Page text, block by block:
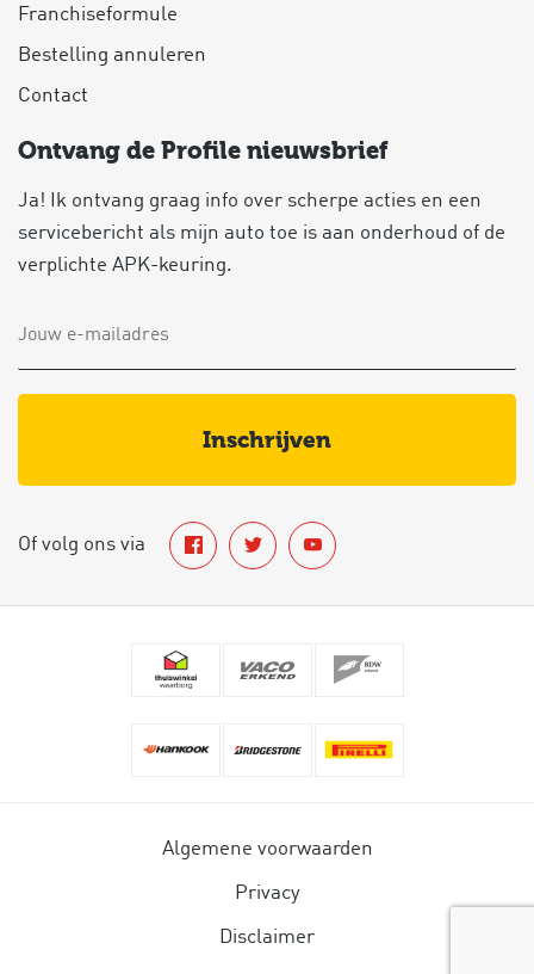
Franchiseformule
Bestelling annuleren
Contact
Ontvang de Profile nieuwsbrief
Ja! Ik ontvang graag info over scherpe acties en een
servicebericht als mijn auto toe is aan onderhoud of de
verplichte APK-keuring.
inschrijven
Of volg ons via
Algemene voorwaarden
Privacy
Disclaimer